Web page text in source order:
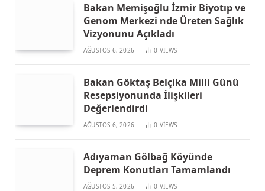
Bakan Memişoğlu İzmir Biyotıp ve
Genom Merkezi nde Üreten Sağlık
Vizyonunu Açıkladı
AĞUSTOS 6, 2026 0 VIEWS
Bakan Göktaş Belçika Milli Günü
Resepsiyonunda İlişkileri
Değerlendirdi
AĞUSTOS 6, 2026 0 VIEWS
Adıyaman Gölbağ Köyünde
Deprem Konutları Tamamlandı
AĞUSTOS 5, 2026 0 VIEWS